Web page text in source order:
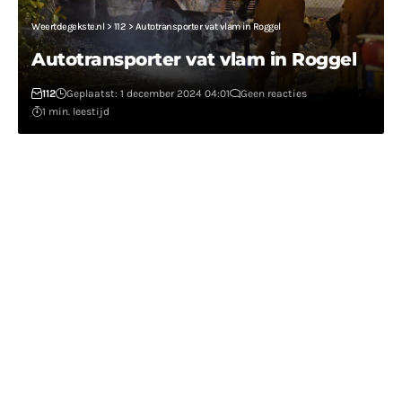
Weertdegekste.nl> 112 > Autotransporter vat vlam in Roggel
Autotransporter vat vlam in Roggel
112 Geplaatst: 1 december 2024 04:01
Geen reacties
1 min. leestijd